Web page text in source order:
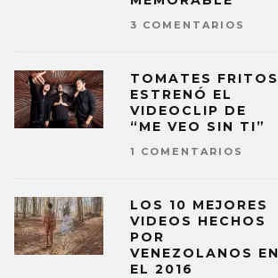
3 COMENTARIOS
TOMATES FRITOS
ESTRENÓ EL
VIDEOCLIP DE
“ME VEO SIN TI”
1 COMENTARIOS
LOS 10 MEJORES
VIDEOS HECHOS
POR
VENEZOLANOS EN
EL 2016